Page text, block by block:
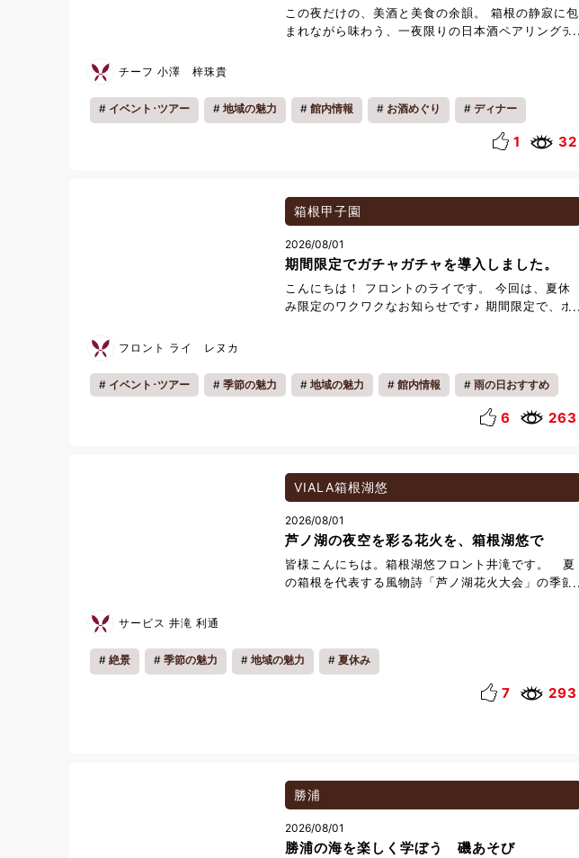
この夜だけの、美酒と美食の余韻。 箱根の静寂に包
まれながら味わう、一夜限りの日本酒ペアリングデ
地酒を一杯ずつ丁寧に合わせてまいります。 料理と
日本酒がゆっくりと重なり合い、会話とともに深ま
っていく味わい。 美酒と美食に身を委ねる、特別な
の個性を見極め、最適な温度と酒器で提供する独自
のスタイルは「多田マジック」とも称され、多くの
日本酒ファンを魅了しています。 料理と酒が響き合
う豊かな時間を演出する、日本酒ペアリングの第一
人者です。 ⁡ ⁡ 神奈川の食材をふんだんに使った創作
コースと地酒を愉しむ日本酒ペアリングを存分に味
わっていただく一夜限りの特別ディナー ⁡ 時間：
各回最大16名様までのため、ご希望に添えない場合
もございます。 ご了承くださいませ。
チーフ 小澤 梓珠貴
イベント･ツアー 地域の魅力 館内情報 お酒めぐり ディナー
1 32
箱根甲子園
2026/08/01
期間限定でガチャガチャを導入しました。
こんにちは！ フロントのライです。 今回は、夏休
み限定のワクワクなお知らせです♪ 期間限定で、ホ
ャをたくさんご用意しています！ アニメや人気キャ
ラクターをはじめ、かわいい動物シリーズ、思わず
集めたくなるミニチュア、実用的な雑貨など、ジャ
ジしてみてください！ 夏休みの思い出づくりや、ご
旅行の記念、お土産にもぴったりですよ♪ 【設置期
間】 2026年8月1日（土）～8月19日（水） ※期間
限定開催のため、お見逃しなく！ 【設置場所】 ロ
ビー階 カウンター後ろ 多目的室 【営業時間】 24
時間いつでもご利用いただけます。 ご宿泊の際は、
ぜひお気軽にお立ち寄りください！ 皆さまのご利用
フロント ライ レヌカ
イベント･ツアー 季節の魅力 地域の魅力 館内情報 雨の日おすすめ
6 263
VIALA箱根湖悠
2026/08/01
芦ノ湖の夜空を彩る花火を、箱根湖悠で
皆様こんにちは。箱根湖悠フロント井滝です。 夏
の箱根を代表する風物詩「芦ノ湖花火大会」の季節
表情をお楽しみいただけます。 箱根湖悠では、温
泉やサウナでゆったりとお寛ぎいただいた後、夏の
夜空を彩る花火をご覧いただきながら、贅沢なひと
サービス 井滝 利通
絶景 季節の魅力 地域の魅力 夏休み
7 293
勝浦
2026/08/01
勝浦の海を楽しく学ぼう 磯あそび